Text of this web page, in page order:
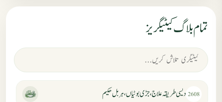
تمام بلاگ کیٹیگریز
2608 دیسی طریقہ علاج، جڑی بوٹیاں، ہربل حکیم